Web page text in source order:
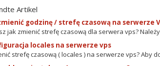
Artikel
godzinę / strefę czasową na serwerze
jak zmienić strefę czasową dla serwera vps?
locales na serwerze vps
strefę czasową ( locales ) na serwerze vps? Aby